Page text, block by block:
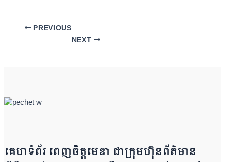
PREVIOUS
NEXT
គេហទំព័រ ពេញចិត្តមេឌា ជា​ក្រុ​​​​​ម​​​ហ៊ុន​ព័ត៌មាន​